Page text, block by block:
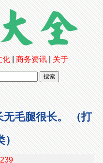
化 商务资讯
关于
毛腿很长。 （打
239